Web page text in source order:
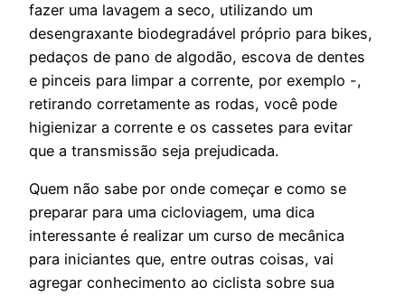
fazer uma lavagem a seco, utilizando um
desengraxante biodegradável próprio para bikes,
pedaços de pano de algodão, escova de dentes
e pinceis para limpar a corrente, por exemplo -,
retirando corretamente as rodas, você pode
higienizar a corrente e os cassetes para evitar
que a transmissão seja prejudicada.
Quem não sabe por onde começar e como se
preparar para uma cicloviagem, uma dica
interessante é realizar um curso de mecânica
para iniciantes que, entre outras coisas, vai
agregar conhecimento ao ciclista sobre sua